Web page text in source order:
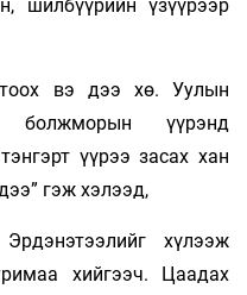
шилбүүрийн үзүүрээр
вэ дээ хө. Уулын
болжморын үүрэнд
үүрээ засах хан
гэж хэлээд,
хүлээж
хийгээч. Цаадах